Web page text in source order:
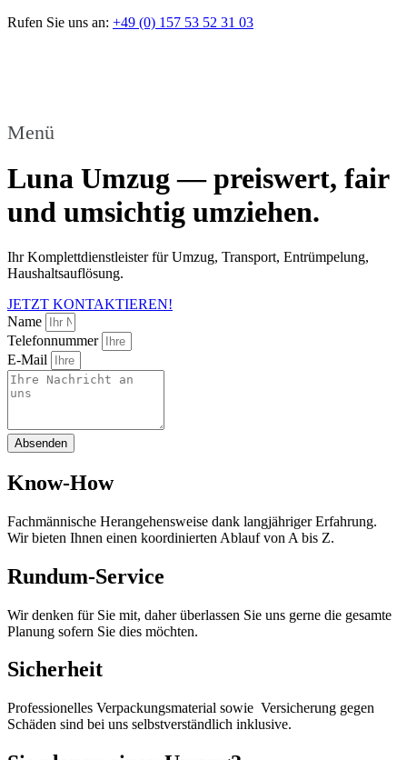
Rufen Sie uns an: +49 (0) 157 53 52 31 03
Menü
Luna Umzug—preiswert, fair
und umsichtig umziehen.
Ihr Komplettdienstleister für Umzug, Transport, Entrümpelung,
Haushaltsauflösung.
JETZT KONTAKTIEREN!
Name
Telefonnummer
E-Mail
Absenden
Know-How
Fachmännische Herangehensweise dank langjähriger Erfahrung.
Wir bieten Ihnen einen koordinierten Ablauf von A bis Z.
Rundum-Service
Wir denken für Sie mit, daher überlassen Sie uns gerne die gesamte
Planung sofern Sie dies möchten.
Sicherheit
Professionelles Verpackungsmaterial sowie Versicherung gegen
Schäden sind bei uns selbstverständlich inklusive.